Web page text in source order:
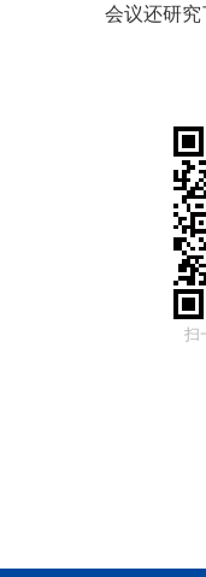
会议还研究
扫